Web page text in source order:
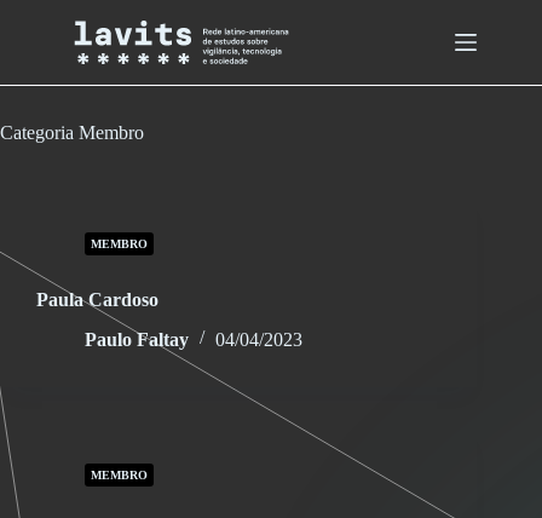
Categoria Membro
MEMBRO
Paula Cardoso
Paulo Faltay
04/04/2023
MEMBRO